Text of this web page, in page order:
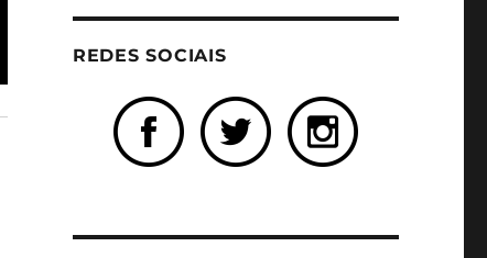
REDES SOCIAIS